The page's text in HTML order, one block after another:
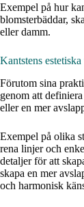
Exempel på hur
blomsterbäddar,
eller damm.
Kantstens
Förutom sina
genom att
eller en mer
Exempel på olika
rena linjer och
detaljer för att
skapa en mer
och harmonisk